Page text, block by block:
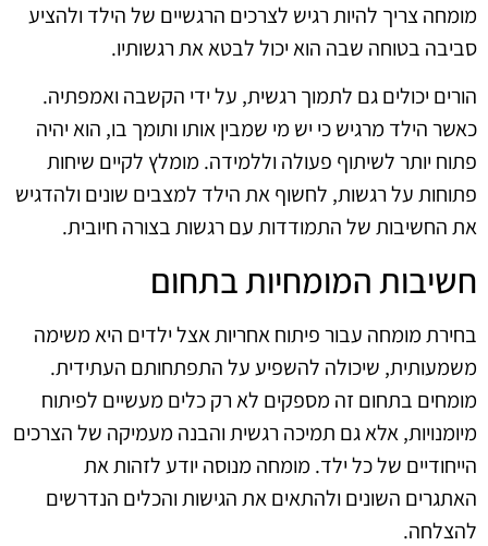
מומחה צריך להיות רגיש לצרכים הרגשיים של הילד ולהציע
סביבה בטוחה שבה הוא יכול לבטא את רגשותיו.
הורים יכולים גם לתמוך רגשית, על ידי הקשבה ואמפתיה.
כאשר הילד מרגיש כי יש מי שמבין אותו ותומך בו, הוא יהיה
פתוח יותר לשיתוף פעולה וללמידה. מומלץ לקיים שיחות
פתוחות על רגשות, לחשוף את הילד למצבים שונים ולהדגיש
את החשיבות של התמודדות עם רגשות בצורה חיובית.
חשיבות המומחיות בתחום
בחירת מומחה עבור פיתוח אחריות אצל ילדים היא משימה
משמעותית, שיכולה להשפיע על התפתחותם העתידית.
מומחים בתחום זה מספקים לא רק כלים מעשיים לפיתוח
מיומנויות, אלא גם תמיכה רגשית והבנה מעמיקה של הצרכים
הייחודיים של כל ילד. מומחה מנוסה יודע לזהות את
האתגרים השונים ולהתאים את הגישות והכלים הנדרשים
להצלחה.